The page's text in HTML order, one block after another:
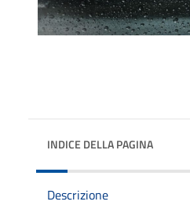
INDICE DELLA PAGINA
Descrizione